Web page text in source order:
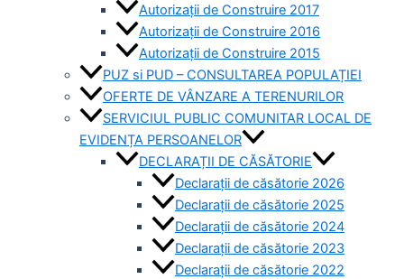
Autorizaţii de Construire 2017
Autorizaţii de Construire 2016
Autorizaţii de Construire 2015
PUZ si PUD – CONSULTAREA POPULAȚIEI
OFERTE DE VÂNZARE A TERENURILOR
SERVICIUL PUBLIC COMUNITAR LOCAL DE
EVIDENȚA PERSOANELOR
DECLARAȚII DE CĂSĂTORIE
Declarații de căsătorie 2026
Declarații de căsătorie 2025
Declarații de căsătorie 2024
Declarații de căsătorie 2023
Declarații de căsătorie 2022